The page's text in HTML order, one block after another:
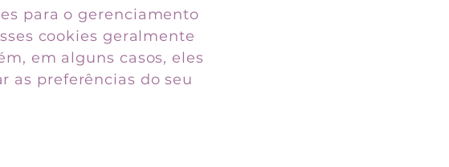
para o gerenciamento
cookies geralmente
em alguns casos, eles
as preferências do seu